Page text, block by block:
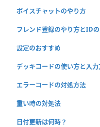
ボイスチャットのやり方
フレンド登録のやり方とID
設定のおすすめ
デッキコードの使い方と入
エラーコードの対処方法
重い時の対処法
日付更新は何時？